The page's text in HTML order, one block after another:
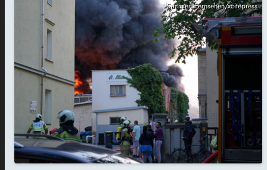
Sachsen Fernsehen/xcitepress